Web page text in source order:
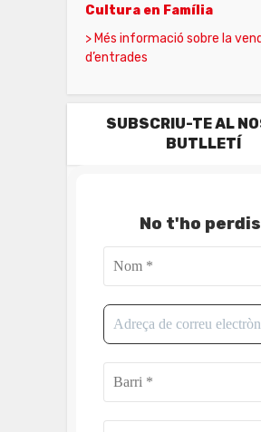
Cultura en Família
> Més informació sobre la
d’entrades
SUBSCRIU-TE AL
BUTLLETÍ
No t'ho perdis